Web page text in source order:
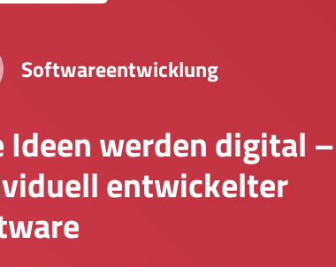
Softwareentwicklung
Ideen werden digital
entwickelter